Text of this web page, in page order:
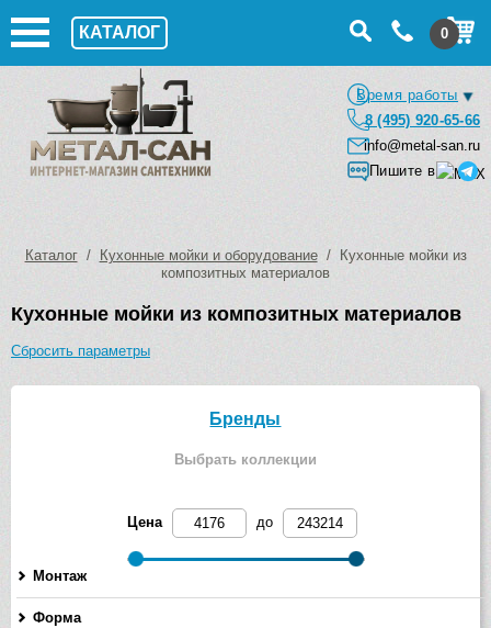
КАТАЛОГ 0
Время работы
8 (495) 920-65-66
info@metal-san.ru
Пишите в
Каталог/ Кухонные мойки и оборудование/ Кухонные мойки из
композитных материалов
Кухонные мойки из композитных материалов
Сбросить параметры
Бренды
Выбрать коллекции
Цена до
Монтаж
Форма